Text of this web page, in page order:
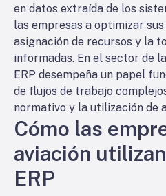
en datos extraída de los
las empresas a optimizar
asignación de recursos y la
informadas. En el sector de
ERP desempeña un papel
de flujos de trabajo
normativo y la utilización de
Cómo las
aviación
ERP